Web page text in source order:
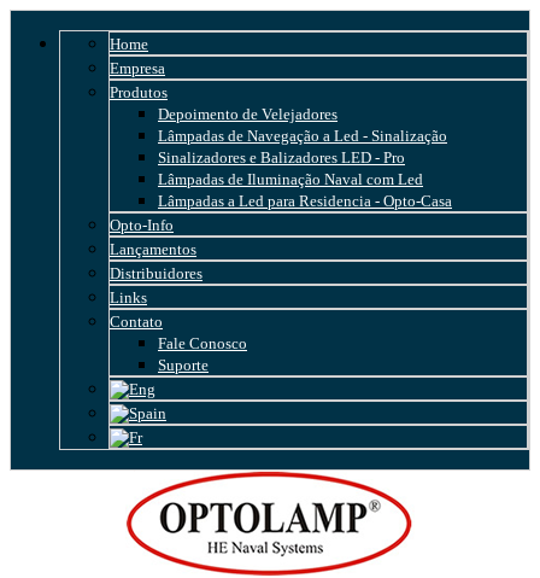
Home
Empresa
Produtos
Depoimento de Velejadores
Lâmpadas de Navegação a Led - Sinalização
Sinalizadores e Balizadores LED - Pro
Lâmpadas de Iluminação Naval com Led
Lâmpadas a Led para Residencia - Opto-Casa
Opto-Info
Lançamentos
Distribuidores
Links
Contato
Fale Conosco
Suporte